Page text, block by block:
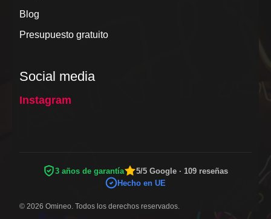
Blog
Presupuesto gratuito
Social media
Instagram
3 años de garantía
5/5 Google · 109 reseñas
Hecho en UE
© 2026 Omineo. Todos los derechos reservados.